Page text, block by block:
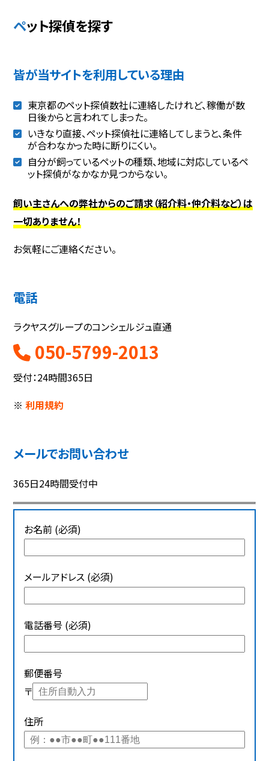
ペット探偵を探す
皆が当サイトを利用している理由
東京都のペット探偵数社に連絡したけれど、稼働が数
日後からと言われてしまった。
いきなり直接、ペット探偵社に連絡してしまうと、条件
が合わなかった時に断りにくい。
自分が飼っているペットの種類、地域に対応しているペ
ット探偵がなかなか見つからない。
飼い主さんへの弊社からのご請求（紹介料・仲介料など）は
一切ありません！
お気軽にご連絡ください。
電話
ラクヤスグループのコンシェルジュ直通
050-5799-2013
受付：24時間365日
※利用規約
メールでお問い合わせ
365日24時間受付中
お名前 (必須)
メールアドレス (必須)
電話番号 (必須)
郵便番号
〒
住所